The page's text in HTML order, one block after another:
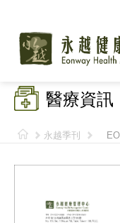
醫療資訊
永越季刊